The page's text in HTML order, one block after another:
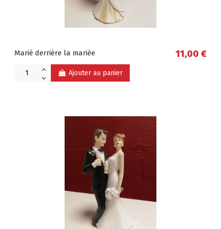
Marié derrière la mariée 11,00 €
Ajouter au panier